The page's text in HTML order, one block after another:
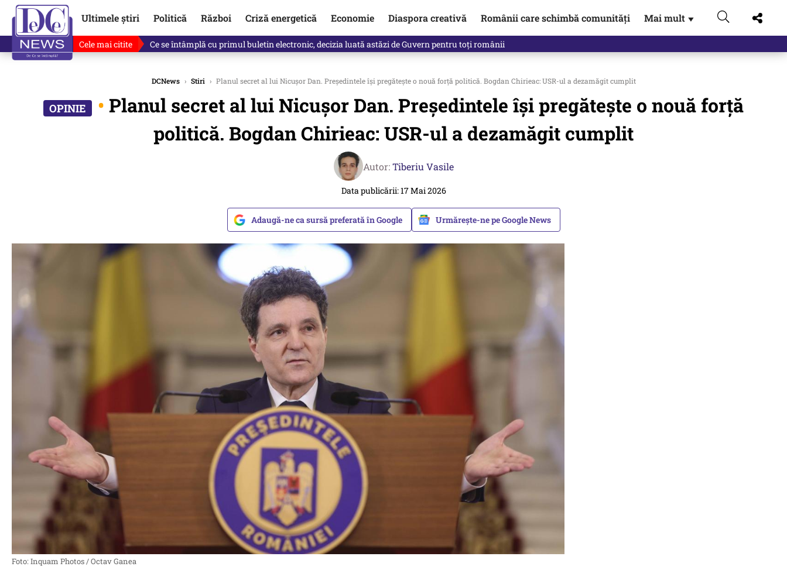
Ultimele știri Politică Război Criză energetică Economie Diaspora creativă Românii care schimbă comunități Mai mult ▼
Cele mai citite Ce se întâmplă cu primul buletin electronic, decizia luată astăzi de Guvern pentru toți românii
DCNews › Stiri › Planul secret al lui Nicușor Dan. Președintele își pregătește o nouă forță politică. Bogdan Chirieac: USR-ul a dezamăgit cumplit
• Planul secret al lui Nicușor Dan. Președintele își pregătește o nouă forță
politică. Bogdan Chirieac: USR-ul a dezamăgit cumplit
Autor:Tiberiu Vasile
Data publicării: 17 Mai 2026
Adaugă-ne ca sursă preferată în Google Urmărește-ne pe Google News
Foto: Inquam Photos / Octav Ganea